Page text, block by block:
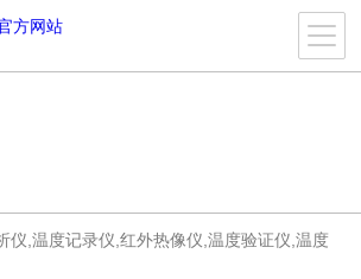
仪,温度记录仪,红外热像仪,温度验证仪,温度